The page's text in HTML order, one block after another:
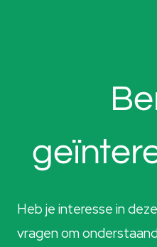
Heb je interesse in
vragen om